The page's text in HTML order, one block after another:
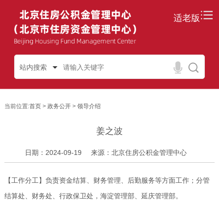
适老版
站内搜索
当前位置:首页> 政务公开> 领导介绍
姜之波
日期：2024-09-19 来源：北京住房公积金管理中心
【工作分工】 负责资金结算、 财务管理、后勤服务等方面工作；分管
结算处、财务处、行政保卫处 ， 海淀管理部、延庆管理部。